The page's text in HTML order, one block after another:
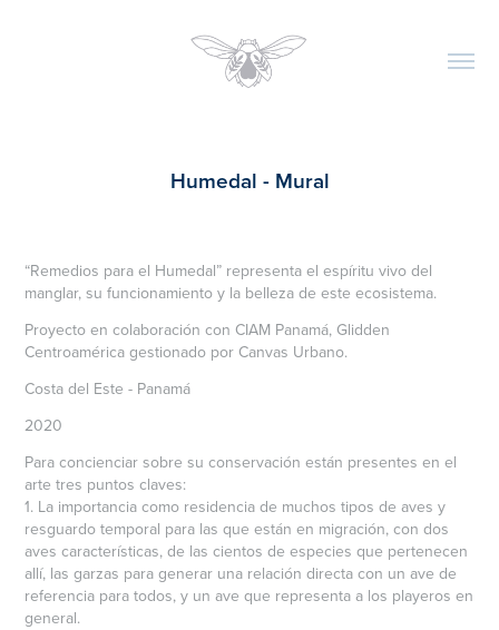
Humedal - Mural
“Remedios para el Humedal” representa el espíritu vivo del
manglar, su funcionamiento y la belleza de este ecosistema.
Proyecto en colaboración con CIAM Panamá, Glidden
Centroamérica gestionado por Canvas Urbano.
Costa del Este - Panamá
2020
Para concienciar sobre su conservación están presentes en el
arte tres puntos claves:
1. La importancia como residencia de muchos tipos de aves y
resguardo temporal para las que están en migración, con dos
aves características, de las cientos de especies que pertenecen
allí, las garzas para generar una relación directa con un ave de
referencia para todos, y un ave que representa a los playeros en
general.